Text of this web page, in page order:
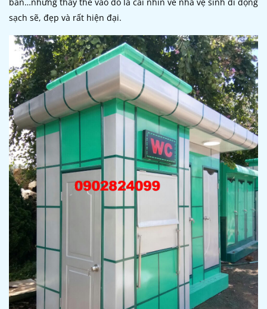
sạch sẽ, đẹp và rất hiện đại.